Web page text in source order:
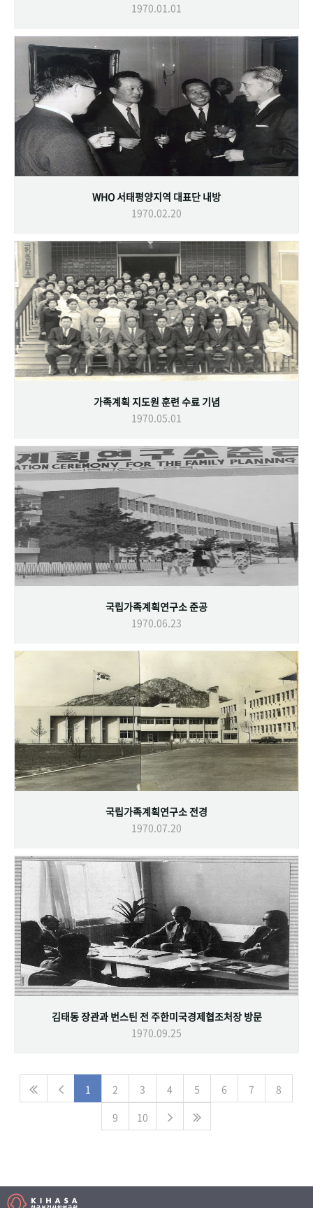
1970.01.01
WHO 서태평양지역 대표단 내방
1970.02.20
가족계획 지도원 훈련 수료 기념
1970.05.01
국립가족계획연구소 준공
1970.06.23
국립가족계획연구소 전경
1970.07.20
김태동 장관과 번스틴 전 주한미국경제협조처장 방문
1970.09.25
1 2 3 4 5 6 7
8
9
10